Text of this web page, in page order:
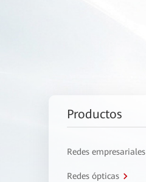
Productos
Redes empresariales
Redes ópticas